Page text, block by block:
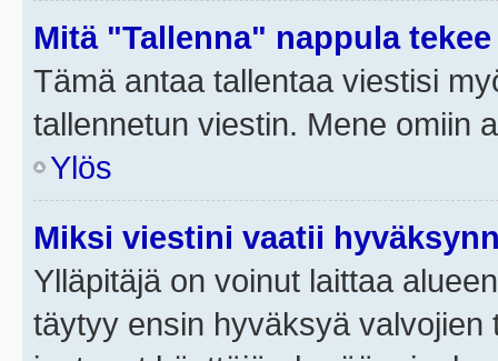
Mitä "Tallenna" nappula
Tämä antaa tallentaa viestisi
tallennetun viestin. Mene omiin
Ylös
Miksi viestini vaatii
Ylläpitäjä on voinut laittaa
täytyy ensin hyväksyä